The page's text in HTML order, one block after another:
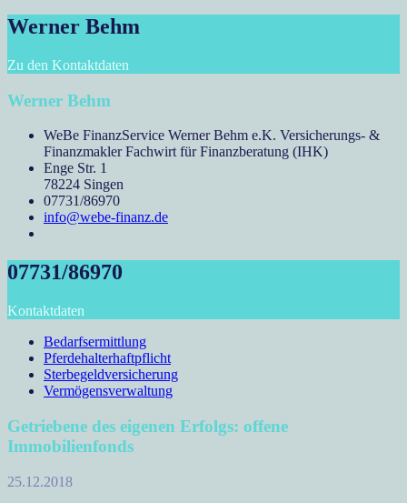
Werner Behm
Zu den Kontaktdaten
Werner Behm
WeBe FinanzService Werner Behm e.K. Versicherungs- &
Finanzmakler Fachwirt für Finanzberatung (IHK)
Enge Str. 1
78224 Singen
07731/86970
info@webe-finanz.de
07731/86970
Kontaktdaten
Bedarfsermittlung
Pferdehalterhaftpflicht
Sterbegeldversicherung
Vermögensverwaltung
Getriebene des eigenen Erfolgs: offene
Immobilienfonds
25.12.2018